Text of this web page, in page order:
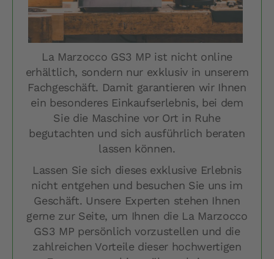
La Marzocco GS3 MP ist nicht online
erhältlich, sondern nur exklusiv in unserem
Fachgeschäft. Damit garantieren wir Ihnen
ein besonderes Einkaufserlebnis, bei dem
Sie die Maschine vor Ort in Ruhe
begutachten und sich ausführlich beraten
lassen können.
Lassen Sie sich dieses exklusive Erlebnis
nicht entgehen und besuchen Sie uns im
Geschäft. Unsere Experten stehen Ihnen
gerne zur Seite, um Ihnen die La Marzocco
GS3 MP persönlich vorzustellen und die
zahlreichen Vorteile dieser hochwertigen